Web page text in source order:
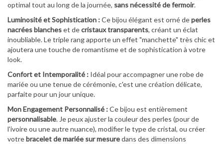
optimal tout au long de la journée, sans nécessité de fermoir.
Luminosité et Sophistication :Ce bijou élégant est orné deperles
nacrées blancheset decristaux transparents, créant un éclat
inoubliable. Le triple rang apporte un effet "manchette" très chic et
ajoutera une touche de romantisme et de sophistication à votre
look.
Confort et Intemporalité : Idéal pour accompagner une robe de
mariée ou une tenue de cérémonie, c'est une création délicate,
parfaite pour un jour unique.
Mon Engagement Personnalisé :Ce bijou est entièrement
personnalisable. Je peux ajuster la couleur des perles (pour de
l'ivoire ou une autre nuance), modifier le type de cristal, ou créer
votrebracelet de mariée sur mesuredans des dimensions